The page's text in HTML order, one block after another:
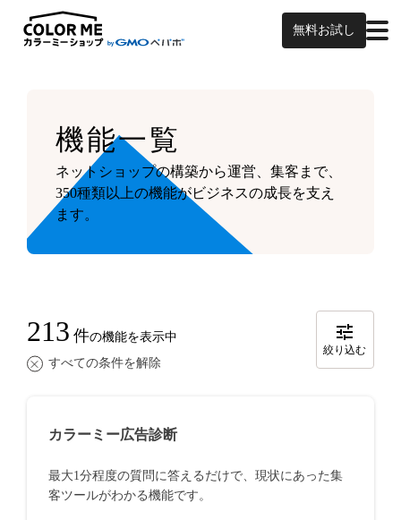
無料お試し
機能一覧
ネットショップの構築から運営、集客まで、
350種類以上の機能がビジネスの成長を支え
ます。
213 件の機能を表示中
すべての条件を解除
絞り込む
カラーミー広告診断
最大1分程度の質問に答えるだけで、現状にあった集
客ツールがわかる機能です。